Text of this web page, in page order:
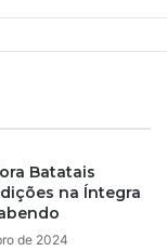
Batatais
na Íntegra
de 2024